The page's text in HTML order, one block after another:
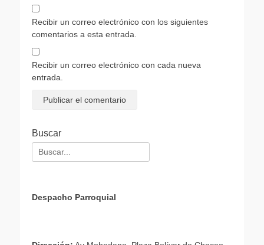
Recibir un correo electrónico con los siguientes
comentarios a esta entrada.
Recibir un correo electrónico con cada nueva
entrada.
Buscar
Buscar:
Despacho Parroquial